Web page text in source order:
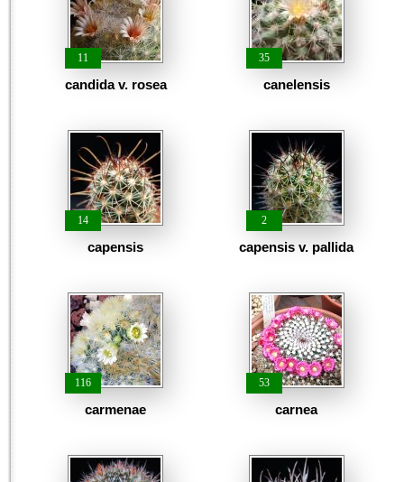
11
candida v. rosea
35
canelensis
14
capensis
2
capensis v. pallida
116
carmenae
53
carnea